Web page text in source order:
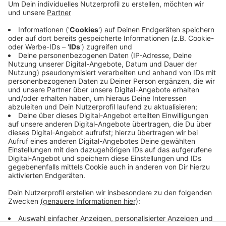
Was da auf die Uni Baskets zukommt verdeutlichen
zwei Zahlen. Trier hat aktuell 11 Partien in Folge
gewonnen und in der ganzen Saison daheim bislang nur
einmal verloren. Die Uni Baskets befinden sich zur Zeit
im Kampf um einen Platz in den Play Offs, also der
Aufstiegsrunde. Die Begegnung beginnt in Trier heute
Abend um 19:30 Uhr.
Anzeige
Anzeige